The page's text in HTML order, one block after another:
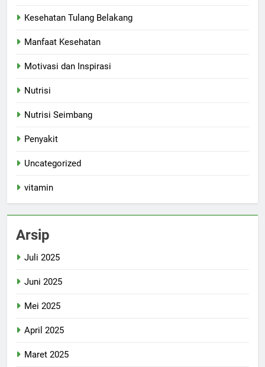
Kesehatan Tulang Belakang
Manfaat Kesehatan
Motivasi dan Inspirasi
Nutrisi
Nutrisi Seimbang
Penyakit
Uncategorized
vitamin
Arsip
Juli 2025
Juni 2025
Mei 2025
April 2025
Maret 2025